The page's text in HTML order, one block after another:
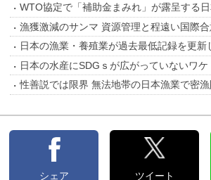
WTO協定で「補助金まみれ」が露呈する
漁獲激減のサンマ 資源管理と程遠い国際合
日本の漁業・養殖業が過去最低記録を更新
日本の水産にSDGｓが広がっていないワケ
性善説では限界 無法地帯の日本漁業で密
シェア ツイート